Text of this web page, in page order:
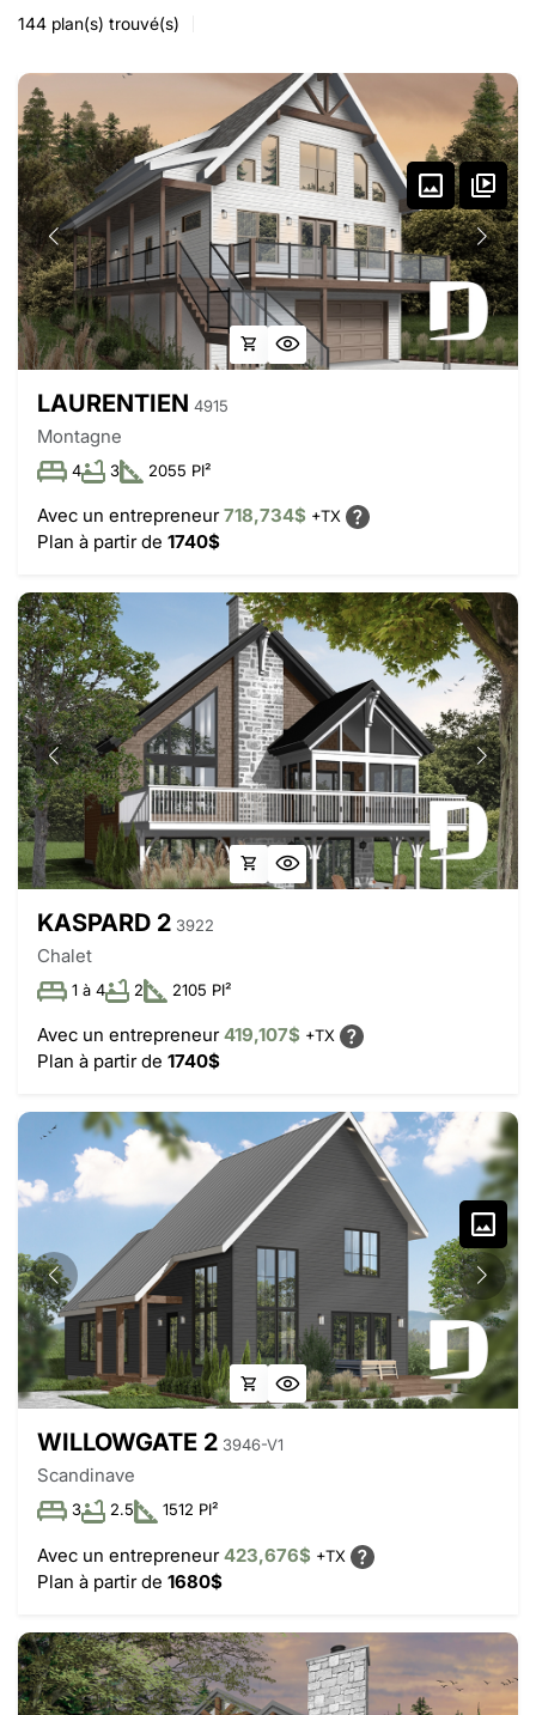
144 plan(s) trouvé(s)
LAURENTIEN 4915
Montagne
4 3 2055 PI²
Avec un entrepreneur718,734$ +TX
Plan à partir de 1740$
KASPARD 2 3922
Chalet
1 à 4 2 2105 PI²
Avec un entrepreneur419,107$ +TX
Plan à partir de 1740$
WILLOWGATE 2 3946-V1
Scandinave
3 2.5 1512 PI²
Avec un entrepreneur423,676$ +TX
Plan à partir de 1680$